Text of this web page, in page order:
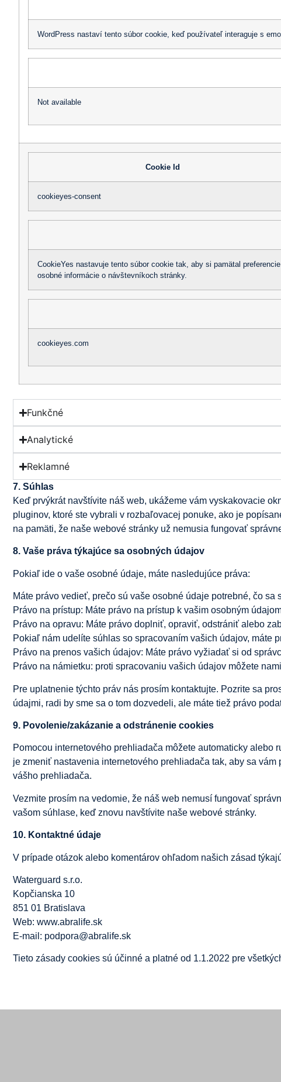
WordPress nastaví tento súbor cookie, keď používateľ interaguje s
Not available
Cookie Id
cookieyes-consent
CookieYes nastavuje tento súbor cookie tak, aby si pamätal
osobné informácie o návštevníkoch stránky.
cookieyes.com
Funkčné
Analytické
Reklamné
7. Súhlas
Keď prvýkrát navštívite náš web, ukážeme vám vyskakovacie
pluginov, ktoré ste vybrali v rozbaľovacej ponuke, ako je
na pamäti, že naše webové stránky už nemusia fungovať
8. Vaše práva týkajúce sa osobných údajov
Pokiaľ ide o vaše osobné údaje, máte nasledujúce práva:
Máte právo vedieť, prečo sú vaše osobné údaje potrebné, čo sa
Právo na prístup: Máte právo na prístup k vašim osobným
Právo na opravu: Máte právo doplniť, opraviť, odstrániť alebo
Pokiaľ nám udelíte súhlas so spracovaním vašich údajov,
Právo na prenos vašich údajov: Máte právo vyžiadať si od
Právo na námietku: proti spracovaniu vašich údajov môžete
Pre uplatnenie týchto práv nás prosím kontaktujte. Pozrite sa
údajmi, radi by sme sa o tom dozvedeli, ale máte tiež právo
9. Povolenie/zakázanie a odstránenie cookies
Pomocou internetového prehliadača môžete automaticky
je zmeniť nastavenia internetového prehliadača tak, aby sa
vášho prehliadača.
Vezmite prosím na vedomie, že náš web nemusí fungovať
vašom súhlase, keď znovu navštívite naše webové stránky.
10. Kontaktné údaje
V prípade otázok alebo komentárov ohľadom našich zásad
Waterguard s.r.o.
Kopčianska 10
851 01 Bratislava
Web: www.abralife.sk
E-mail: podpora@abralife.sk
Tieto zásady cookies sú účinné a platné od 1.1.2022 pre